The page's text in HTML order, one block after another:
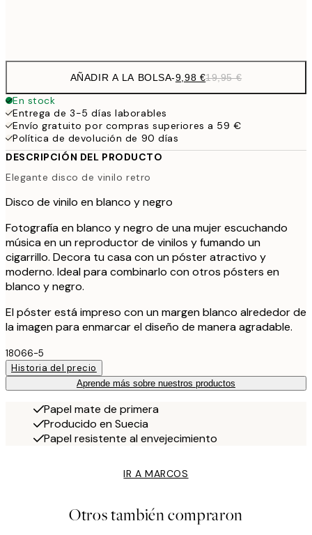
AÑADIR A LA BOLSA-9,98 €19,95 €
En stock
Entrega de 3-5 días laborables
Envío gratuito por compras superiores a 59 €
Política de devolución de 90 días
DESCRIPCIÓN DEL PRODUCTO
Elegante disco de vinilo retro
Disco de vinilo en blanco y negro
Fotografía en blanco y negro de una mujer escuchando
música en un reproductor de vinilos y fumando un
cigarrillo. Decora tu casa con un póster atractivo y
moderno. Ideal para combinarlo con otros pósters en
blanco y negro.
El póster está impreso con un margen blanco alrededor de
la imagen para enmarcar el diseño de manera agradable.
18066-5
Historia del precio
Aprende más sobre nuestros productos
Papel mate de primera
Producido en Suecia
Papel resistente al envejecimiento
IR A MARCOS
Otros también compraron